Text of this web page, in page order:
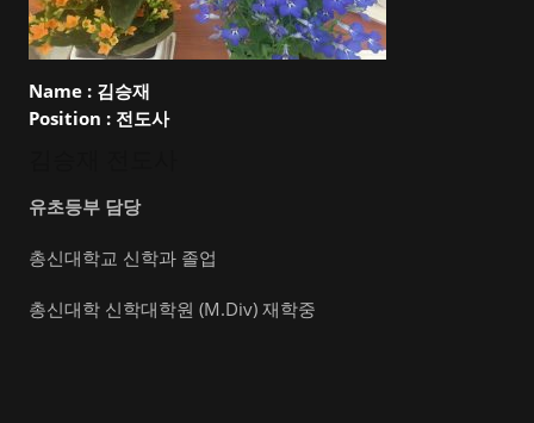
Name : 김승재
Position : 전도사
유초등부 담당
총신대학교 신학과 졸업
총신대학 신학대학원 (M.Div) 재학중